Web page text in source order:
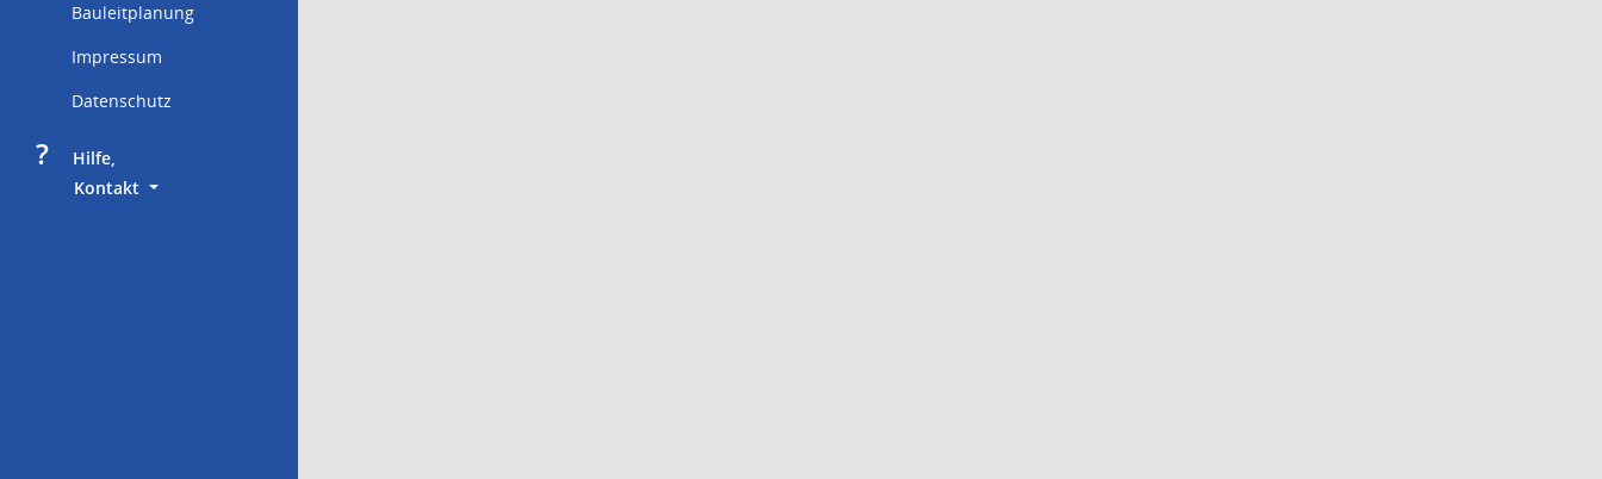
Bauleitplanung
Impressum
Datenschutz
?
     Hilfe,
Kontakt